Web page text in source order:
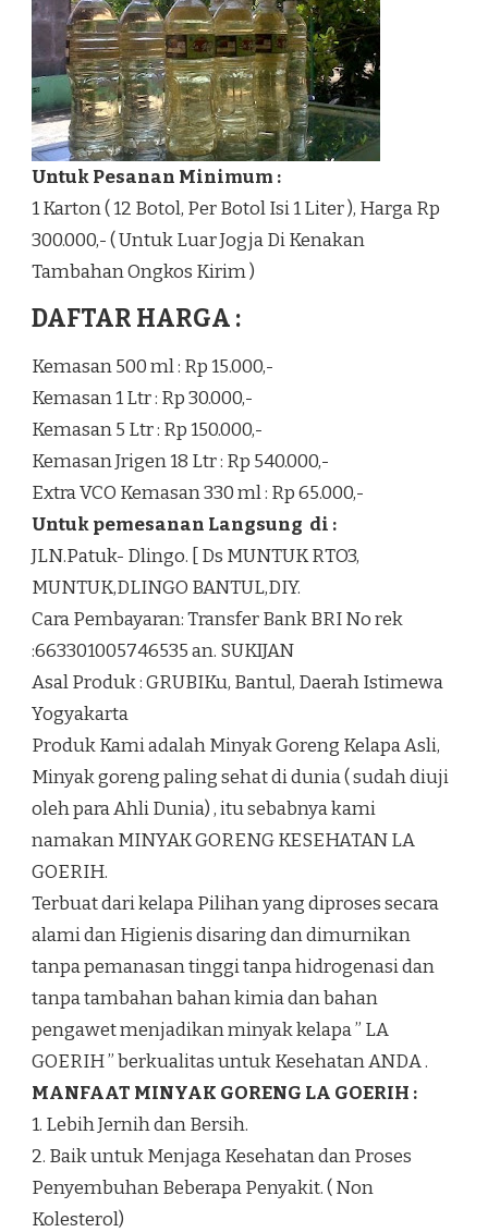
Untuk Pesanan Minimum :
1 Karton ( 12 Botol, Per Botol Isi 1 Liter ), Harga Rp
300.000,- ( Untuk Luar Jogja Di Kenakan
Tambahan Ongkos Kirim )
DAFTAR HARGA :
Kemasan 500 ml : Rp 15.000,-
Kemasan 1 Ltr : Rp 30.000,-
Kemasan 5 Ltr : Rp 150.000,-
Kemasan Jrigen 18 Ltr : Rp 540.000,-
Extra VCO Kemasan 330 ml : Rp 65.000,-
Untuk pemesanan Langsung di :
JLN.Patuk- Dlingo. [ Ds MUNTUK RTO3,
MUNTUK,DLINGO BANTUL,DIY.
Cara Pembayaran: Transfer Bank BRI No rek
:663301005746535 an. SUKIJAN
Asal Produk : GRUBIKu, Bantul, Daerah Istimewa
Yogyakarta
Produk Kami adalah Minyak Goreng Kelapa Asli,
Minyak goreng paling sehat di dunia ( sudah diuji
oleh para Ahli Dunia) , itu sebabnya kami
namakan MINYAK GORENG KESEHATAN LA
GOERIH.
Terbuat dari kelapa Pilihan yang diproses secara
alami dan Higienis disaring dan dimurnikan
tanpa pemanasan tinggi tanpa hidrogenasi dan
tanpa tambahan bahan kimia dan bahan
pengawet menjadikan minyak kelapa ” LA
GOERIH ” berkualitas untuk Kesehatan ANDA .
MANFAAT MINYAK GORENG LA GOERIH :
1. Lebih Jernih dan Bersih.
2. Baik untuk Menjaga Kesehatan dan Proses
Penyembuhan Beberapa Penyakit. ( Non
Kolesterol)